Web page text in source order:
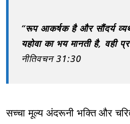
“रूप आकर्षक है और सौंदर्य
यहोवा का भय मानती है, वही
नीतिवचन 31:30
सच्चा मूल्य अंदरूनी भक्ति और